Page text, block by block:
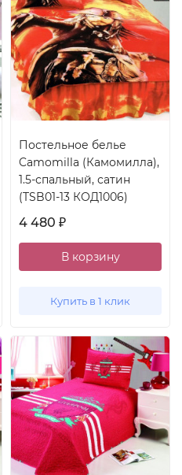
Постельное белье
Camomilla (Камомилла),
1.5-спальный, сатин
(TSB01-13 КОД1006)
4 480 ₽
В корзину
Купить в 1 клик